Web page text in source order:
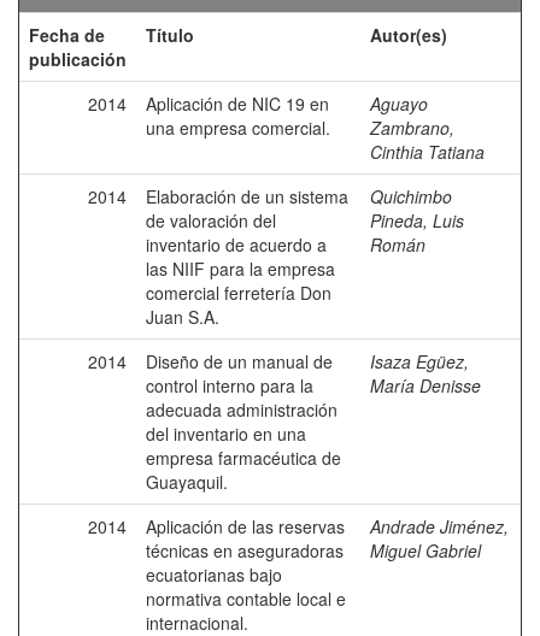
Fecha de
publicación
Título Autor(es)
2014
Aplicación de NIC 19 en
una empresa comercial.
Aguayo
Zambrano,
Cinthia Tatiana
2014
Elaboración de un sistema
de valoración del
inventario de acuerdo a
las NIIF para la empresa
comercial ferretería Don
Juan S.A.
Quichimbo
Pineda, Luis
Román
2014
Diseño de un manual de
control interno para la
adecuada administración
del inventario en una
empresa farmacéutica de
Guayaquil.
Isaza Egüez,
María Denisse
2014
Aplicación de las reservas
técnicas en aseguradoras
ecuatorianas bajo
normativa contable local e
internacional.
Andrade Jiménez,
Miguel Gabriel